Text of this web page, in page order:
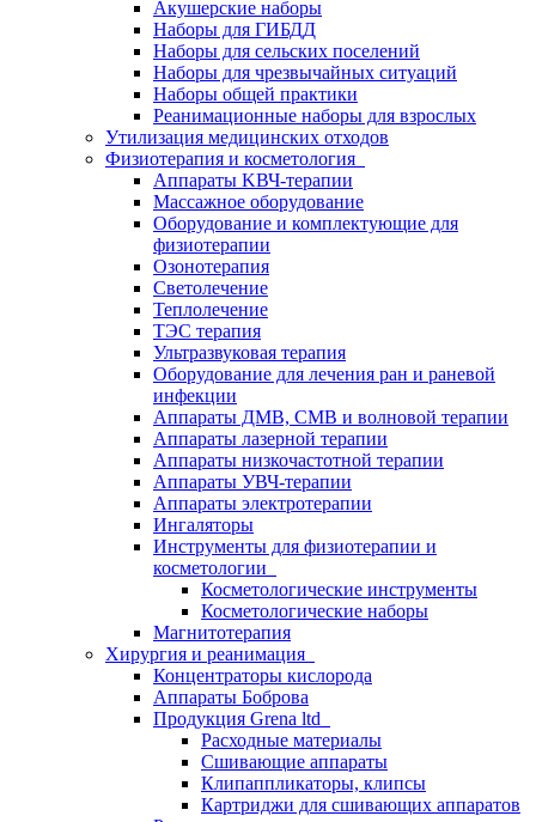
Акушерские наборы
Наборы для ГИБДД
Наборы для сельских поселений
Наборы для чрезвычайных ситуаций
Наборы общей практики
Реанимационные наборы для взрослых
Утилизация медицинских отходов
Физиотерапия и косметология
Аппараты KВЧ-терапии
Массажное оборудование
Оборудование и комплектующие для
физиотерапии
Озонотерапия
Светолечение
Теплолечение
ТЭС терапия
Ультразвуковая терапия
Оборудование для лечения ран и раневой
инфекции
Аппараты ДМВ, СМВ и волновой терапии
Аппараты лазерной терапии
Аппараты низкочастотной терапии
Аппараты УВЧ-терапии
Аппараты электротерапии
Ингаляторы
Инструменты для физиотерапии и
косметологии
Косметологические инструменты
Косметологические наборы
Магнитотерапия
Хирургия и реанимация
Концентраторы кислорода
Аппараты Боброва
Продукция Grena ltd
Расходные материалы
Сшивающие аппараты
Клипаппликаторы, клипсы
Картриджи для сшивающих аппаратов